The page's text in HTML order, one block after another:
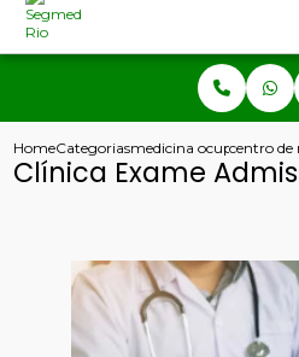
HomeCategoriasmedicina ocupacional
centro de
Clínica Exame